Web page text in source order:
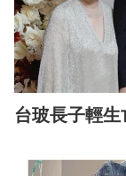
台玻長子輕